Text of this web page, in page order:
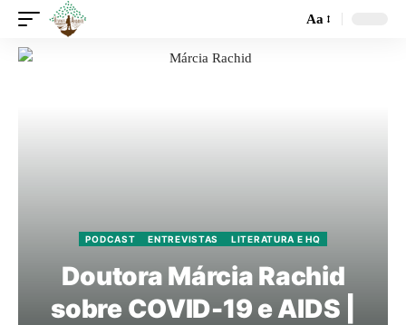
Aa
PODCAST ENTREVISTAS LITERATURA E HQ
Doutora Márcia Rachid
sobre COVID-19 e AIDS |